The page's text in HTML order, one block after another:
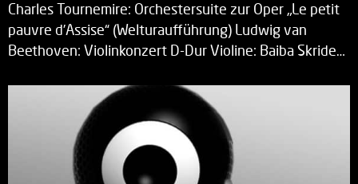
Charles Tournemire: Orchestersuite zur Oper „Le petit
pauvre d’Assise“ (Welturaufführung) Ludwig van
Beethoven: Violinkonzert D-Dur Violine: Baiba Skride…